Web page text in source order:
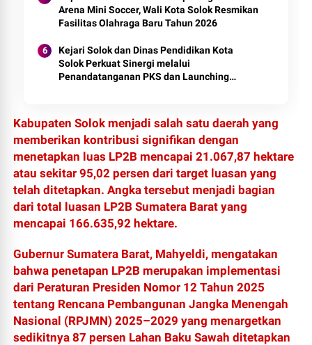
Arena Mini Soccer, Wali Kota Solok Resmikan
Fasilitas Olahraga Baru Tahun 2026
Kejari Solok dan Dinas Pendidikan Kota
Solok Perkuat Sinergi melalui
Penandatanganan PKS dan Launching
Kabupaten Solok menjadi salah satu daerah yang
memberikan kontribusi signifikan dengan
menetapkan luas LP2B mencapai 21.067,87 hektare
atau sekitar 95,02 persen dari target luasan yang
telah ditetapkan. Angka tersebut menjadi bagian
dari total luasan LP2B Sumatera Barat yang
mencapai 166.635,92 hektare.
Gubernur Sumatera Barat, Mahyeldi, mengatakan
bahwa penetapan LP2B merupakan implementasi
dari Peraturan Presiden Nomor 12 Tahun 2025
tentang Rencana Pembangunan Jangka Menengah
Nasional (RPJMN) 2025–2029 yang menargetkan
sedikitnya 87 persen Lahan Baku Sawah ditetapkan